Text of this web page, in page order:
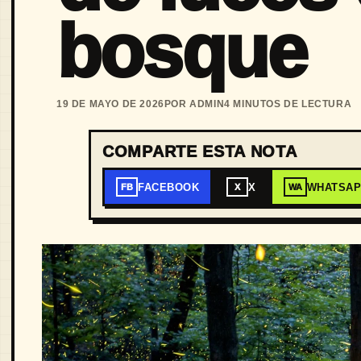
bosque
19 DE MAYO DE 2026 POR ADMIN4 MINUTOS DE LECTURA
COMPARTE ESTA NOTA
FB FACEBOOK X X WA